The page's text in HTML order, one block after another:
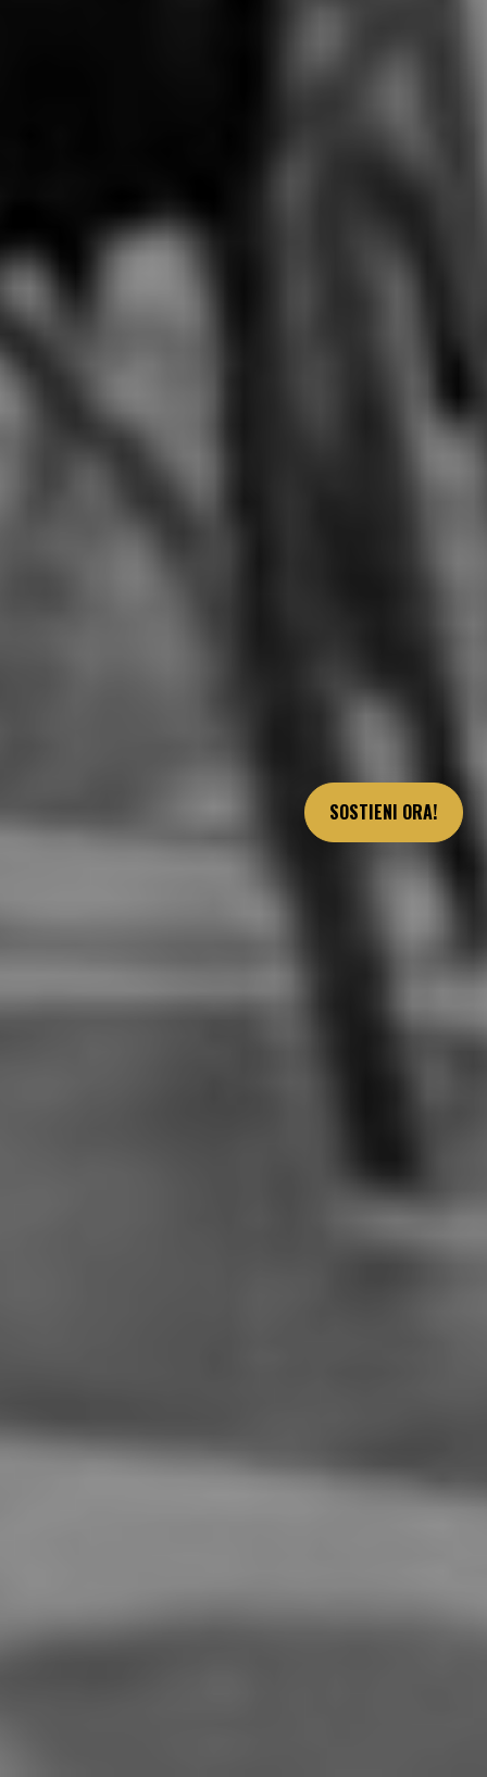
SOSTIENI ORA!